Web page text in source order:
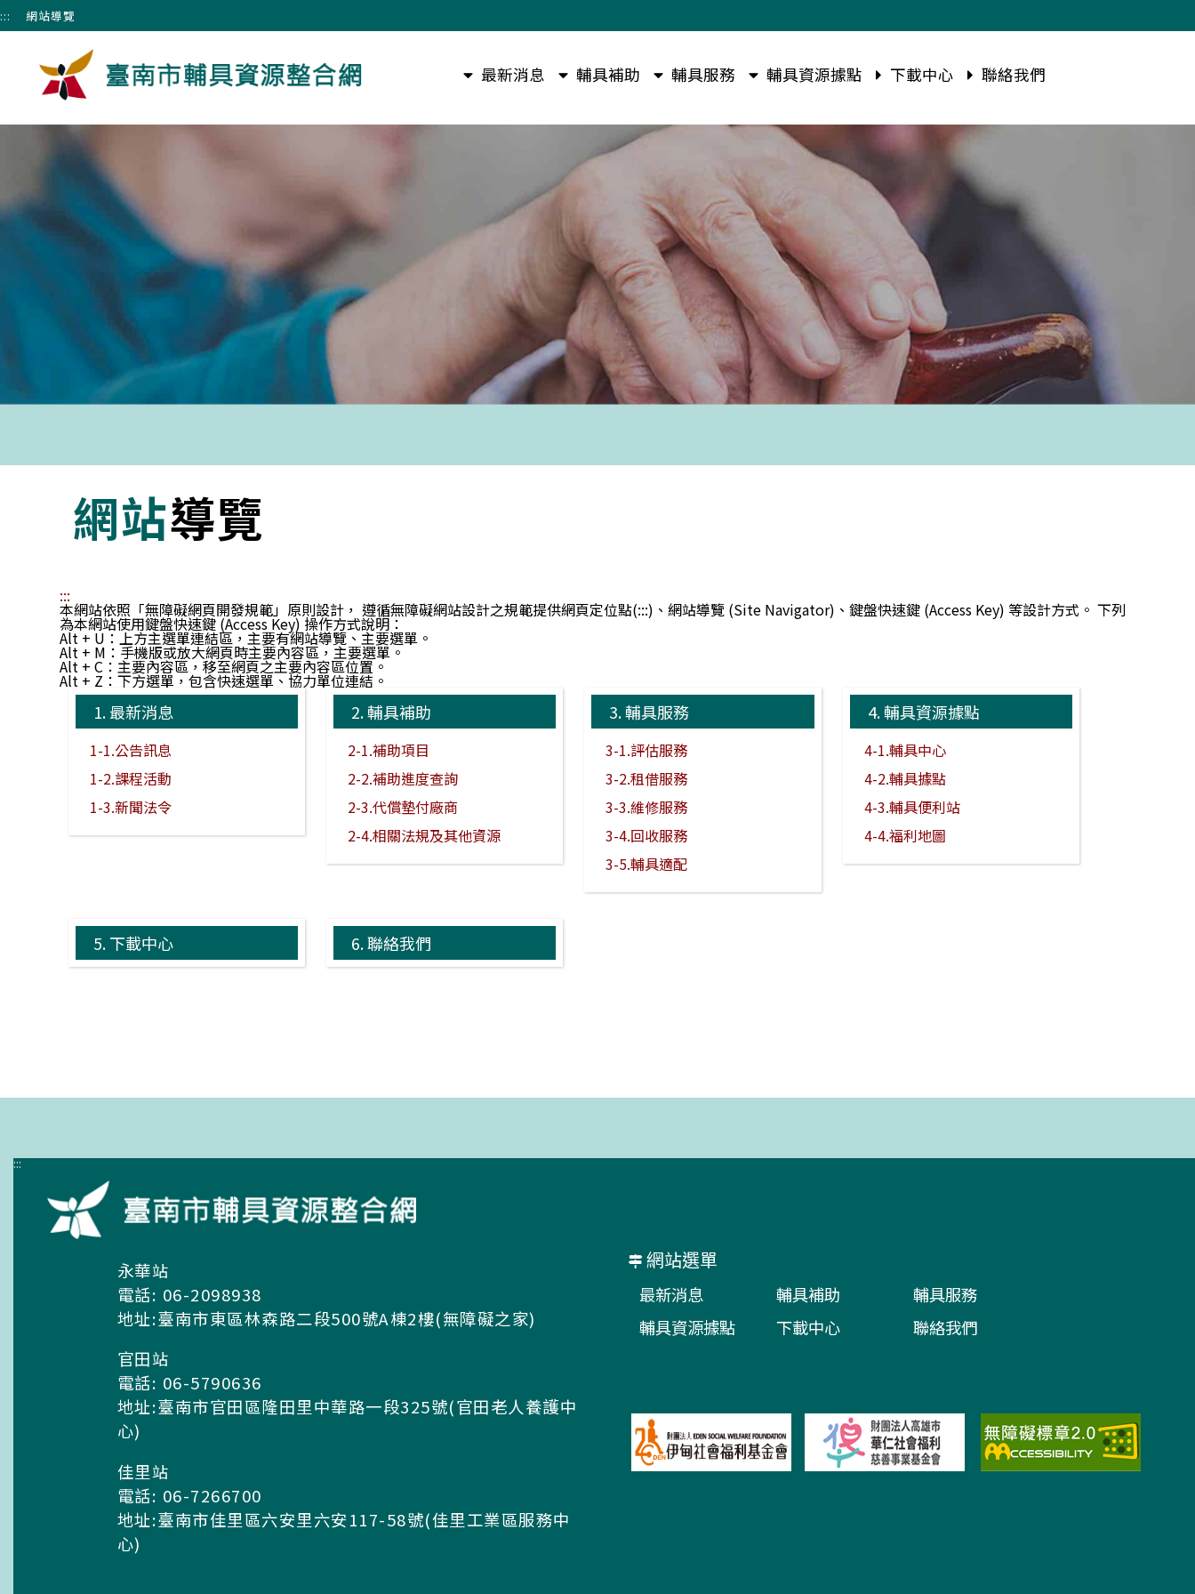
跳到主要內容區塊
::: 網站導覽
最新消息 輔具補助 輔具服務 輔具資源據點 下載中心 聯絡我們
網站導覽
:::
本網站依照「無障礙網頁開發規範」原則設計， 遵循無障礙網站設計之規範提供網頁定位點(:::)、網站導覽 (Site Navigator)、鍵盤快速鍵 (Access Key) 等設計方式。 下列
為本網站使用鍵盤快速鍵 (Access Key) 操作方式說明：
Alt + U：上方主選單連結區，主要有網站導覽、主要選單。
Alt + M：手機版或放大網頁時主要內容區，主要選單。
Alt + C：主要內容區，移至網頁之主要內容區位置。
Alt + Z：下方選單，包含快速選單、協力單位連結。
1.最新消息
1-1.公告訊息
1-2.課程活動
1-3.新聞法令
2.輔具補助
2-1.補助項目
2-2.補助進度查詢
2-3.代償墊付廠商
2-4.相關法規及其他資源
3.輔具服務
3-1.評估服務
3-2.租借服務
3-3.維修服務
3-4.回收服務
3-5.輔具適配
4.輔具資源據點
4-1.輔具中心
4-2.輔具據點
4-3.輔具便利站
4-4.福利地圖
5.下載中心 6.聯絡我們
:::
永華站
電話: 06-2098938
地址:臺南市東區林森路二段500號A棟2樓(無障礙之家)
官田站
電話: 06-5790636
地址:臺南市官田區隆田里中華路一段325號(官田老人養護中
心)
佳里站
電話: 06-7266700
地址:臺南市佳里區六安里六安117-58號(佳里工業區服務中
心)
網站選單
最新消息 輔具補助
輔具服務
輔具資源據點
下載中心 聯絡我們